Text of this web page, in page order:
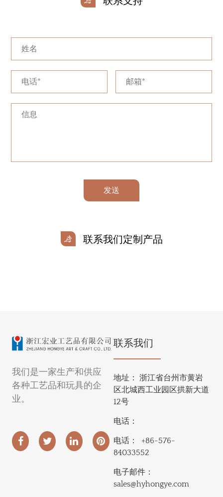
发送
联系我们定制产品
我们是一家生产和供应
各种工艺品和玩具的企
业。
联系我们
地址：浙江省台州市黄岩
区北城西工业园区拱新大道
12号
电话：
电话：
+86-576-
84033552
电子邮件：
sales@hyhongye.com